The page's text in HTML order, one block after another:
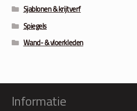
Sjablonen & krijtverf
Spiegels
Wand- & vloerkleden
Informatie